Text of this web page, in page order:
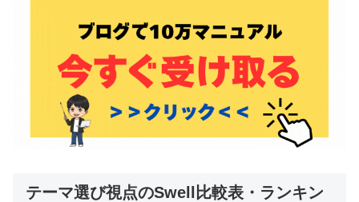
テーマ選び視点のSwell比較表・ランキン